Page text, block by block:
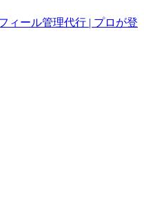
ィール管理代行 | プロが登